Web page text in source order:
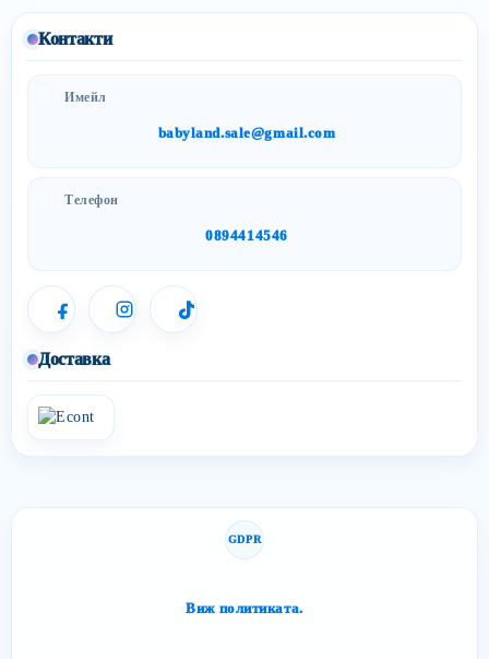
Контакти
Имейл
babyland.sale@gmail.com
Телефон
0894414546
Доставка
GDPR
Виж политиката.